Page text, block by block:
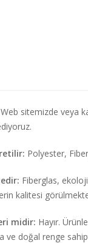
Web sitemizde veya
Polyester,
Fiberglas,
kalitesi
midir: Hayır.
doğal renge